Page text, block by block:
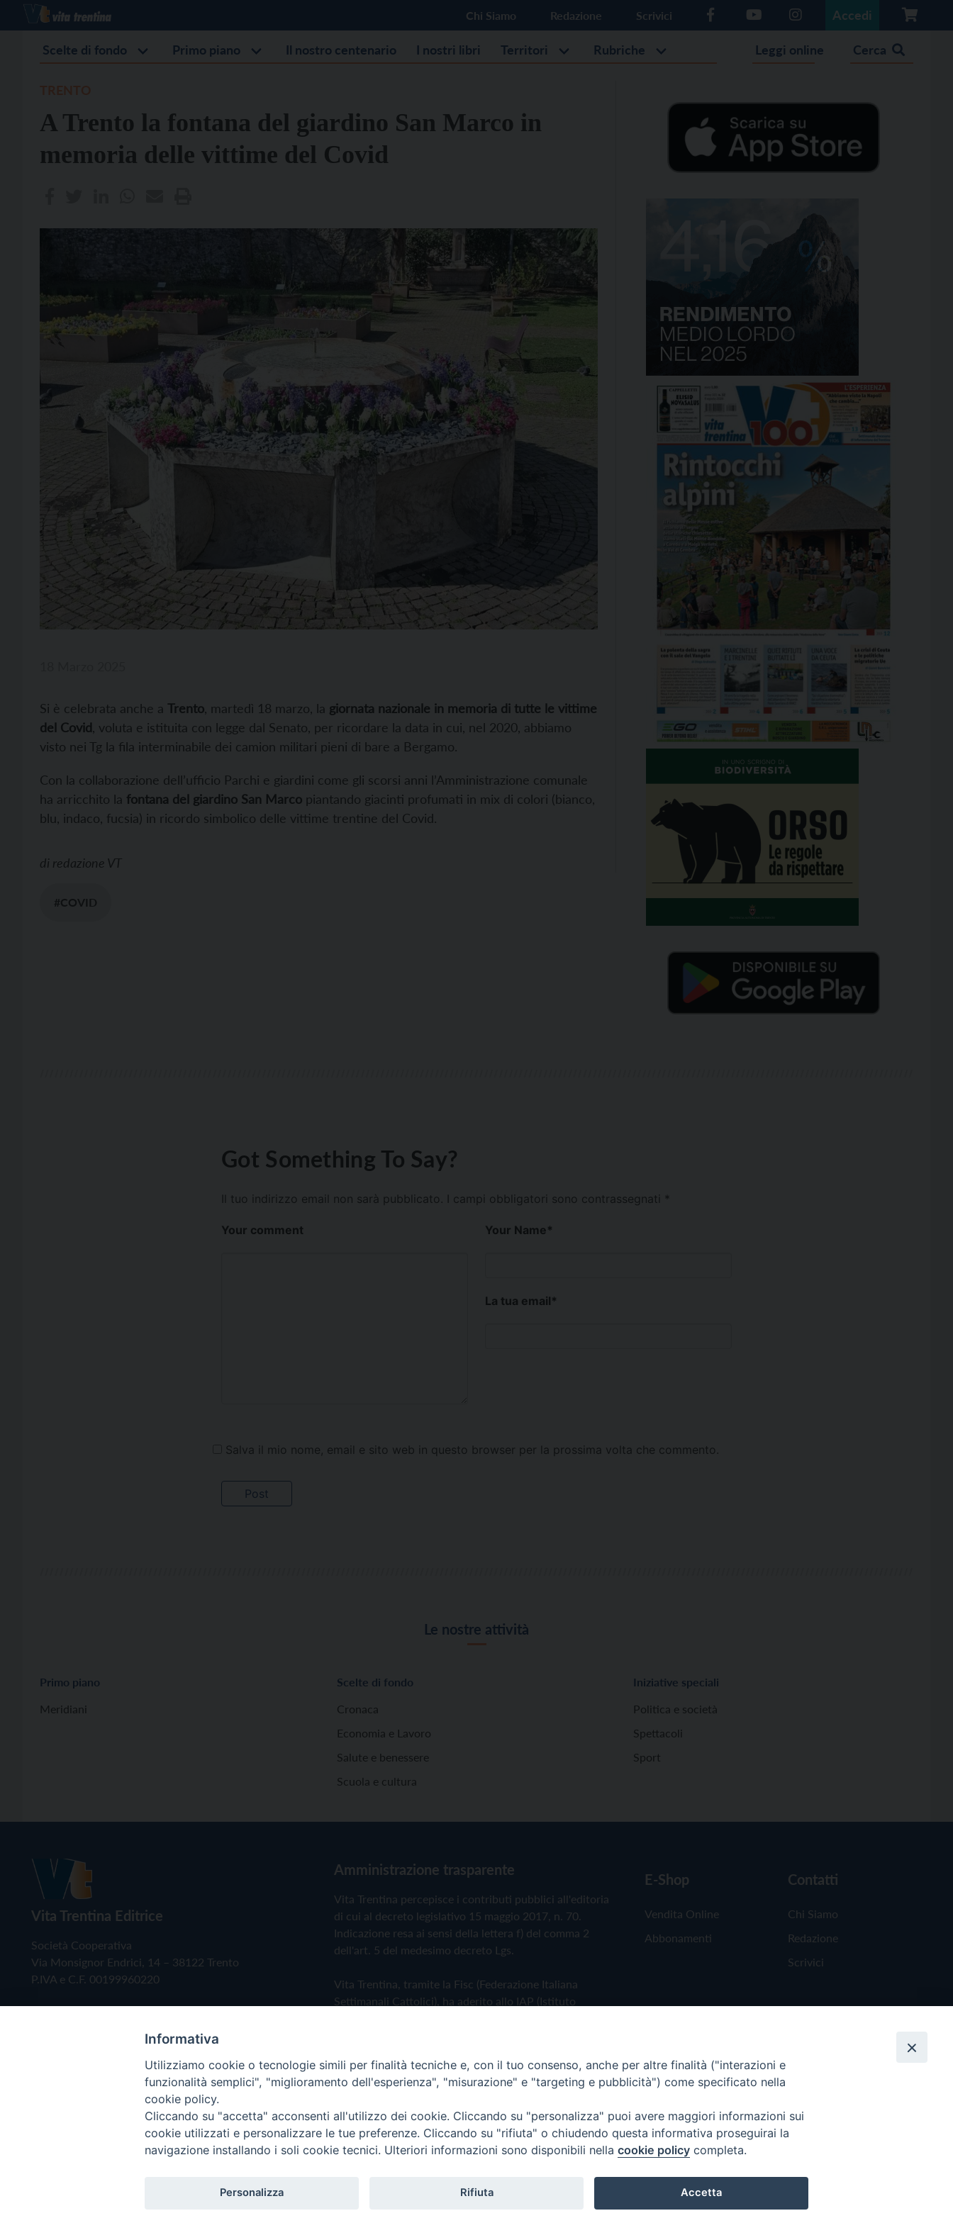
Chi Siamo Redazione Scrivici Accedi
Scelte di fondo Primo piano Il nostro centenario I nostri libri Territori Rubriche Leggi online Cerca
A Trento la fontana del giardino San Marco in
memoria delle vittime del Covid
Si è celebrata anche a Trento , martedì 18 marzo, la giornata nazionale in memoria di tutte le vittime
del Covid , voluta e istituita con legge dal Senato, per ricordare la data in cui, nel 2020, abbiamo
visto nei Tg la fila interminabile dei camion militari pieni di bare a Bergamo.
Con la collaborazione dell’ufficio Parchi e giardini come gli scorsi anni l’Amministrazione comunale
ha arricchito la fontana del giardino San Marco piantando giacinti profumati in mix di colori (bianco,
blu, indaco, fucsia) in ricordo simbolico delle vittime trentine del Covid.
di redazione VT
#COVID
Got Something To Say?
Il tuo indirizzo email non sarà pubblicato. I campi obbligatori sono contrassegnati *
Your comment Your Name*
La tua email*
Salva il mio nome, email e sito web in questo browser per la prossima volta che commento.
Le nostre attività
Primo piano
Meridiani
Scelte di fondo
Cronaca
Economia e Lavoro
Salute e benessere
Scuola e cultura
Iniziative speciali
Politica e società
Spettacoli
Sport
Vita Trentina Editrice
Società Cooperativa
Via Monsignor Endrici, 14 – 38122 Trento
P.IVA e C.F. 00199960220
Amministrazione trasparente
Vita Trentina percepisce i contributi pubblici all'editoria
di cui al decreto legislativo 15 maggio 2017, n. 70.
Indicazione resa ai sensi della lettera f) del comma 2
dell'art. 5 del medesimo decreto Lgs.
Vita Trentina, tramite la Fisc (Federazione Italiana
Settimanali Cattolici), ha aderito allo IAP (Istituto
Privacy Policy Cookie Policy
E-Shop
Vendita Online
Abbonamenti
Contatti
Chi Siamo
Redazione
Scrivici
Copyright © 2019 - Tutti i diritti riservati - Vita Trentina Editrice
Informativa
Utilizziamo cookie o tecnologie simili per finalità tecniche e, con il tuo consenso, anche per altre finalità ("interazioni e
funzionalità semplici", "miglioramento dell'esperienza", "misurazione" e "targeting e pubblicità") come specificato nella
cookie policy.
Cliccando su "accetta" acconsenti all'utilizzo dei cookie. Cliccando su "personalizza" puoi avere maggiori informazioni sui
cookie utilizzati e personalizzare le tue preferenze. Cliccando su "rifiuta" o chiudendo questa informativa proseguirai la
navigazione installando i soli cookie tecnici. Ulteriori informazioni sono disponibili nella cookie policy completa.
Personalizza Rifiuta Accetta